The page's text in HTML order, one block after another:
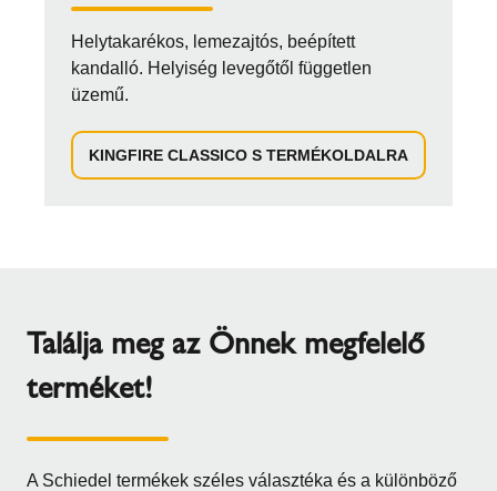
Helytakarékos, lemezajtós, beépített
kandalló. Helyiség levegőtől független
üzemű.
KINGFIRE CLASSICO S TERMÉKOLDALRA
Találja meg az Önnek megfelelő
terméket!
A Schiedel termékek széles választéka és a különböző